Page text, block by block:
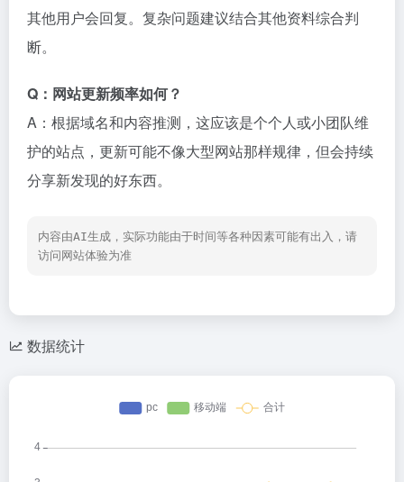
其他用户会回复。复杂问题建议结合其他资料综合判
断。
Q：网站更新频率如何？
A：根据域名和内容推测，这应该是个个人或小团队维
护的站点，更新可能不像大型网站那样规律，但会持续
分享新发现的好东西。
内容由AI生成，实际功能由于时间等各种因素可能有出入，请
访问网站体验为准
数据统计